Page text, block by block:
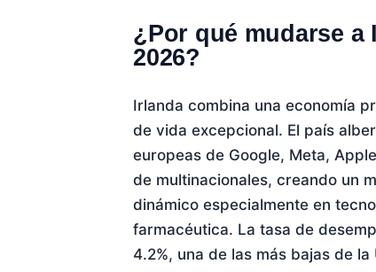
¿Por qué mudarse a
2026?
Irlanda combina una economía
de vida excepcional. El país
europeas de Google, Meta,
de multinacionales, creando un
dinámico especialmente en
farmacéutica. La tasa de
4.2%, una de las más bajas de la